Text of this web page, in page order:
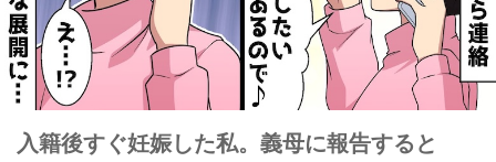
入籍後すぐ妊娠した私。義母に報告すると